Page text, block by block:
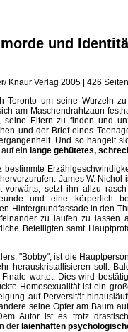
und
Knaur Verlag 2005 | 426
Toronto um seine Wurzeln
am Maschendrahtzaun
Eltern zu finden und
und der Brief eines
Und so hangelt
ein lange gehütetes,
James W.
vorwärts, setzt ihn allzu
und eine körperlich
Hintergrundfassade in den
zu laufen zu lassen
Beteiligten samt
"Bobby", ist die
herauskristallisieren soll.
wartet. Dies wird
Homosexualität ist ein
auf Perversität
seine Opfer am Baum
Autor ist es trotz
der laienhaften